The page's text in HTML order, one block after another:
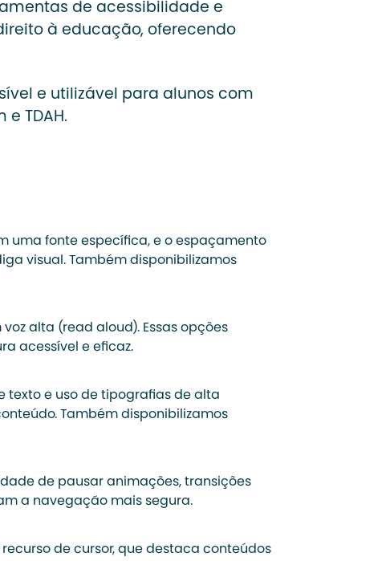
de acessibilidade e
à educação, oferecendo
e utilizável para alunos com
e TDAH.
uma fonte específica, e o espaçamento
visual. Também disponibilizamos
alta (read aloud). Essas opções
acessível e eficaz.
texto e uso de tipografias de alta
Também disponibilizamos
de pausar animações, transições
a navegação mais segura.
de cursor, que destaca conteúdos